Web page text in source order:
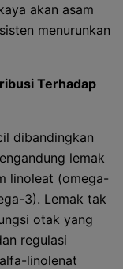
akan asam
menurunkan
Terhadap
dibandingkan
lemak
linoleat (omega-
3). Lemak tak
otak yang
regulasi
linolenat